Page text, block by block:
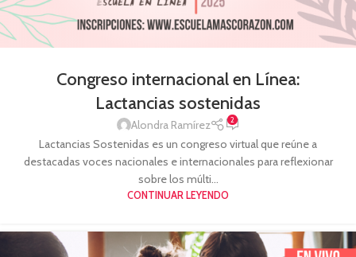
Congreso internacional en Línea:
Lactancias sostenidas
Alondra Ramírez 2
Lactancias Sostenidas es un congreso virtual que reúne a
destacadas voces nacionales e internacionales para reflexionar
sobre los múlti...
CONTINUAR LEYENDO